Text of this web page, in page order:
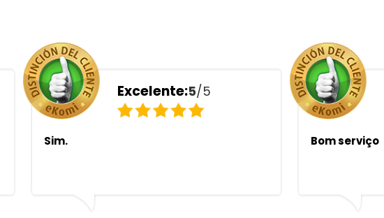
Excelente:5/5
Sim. Bom serviço